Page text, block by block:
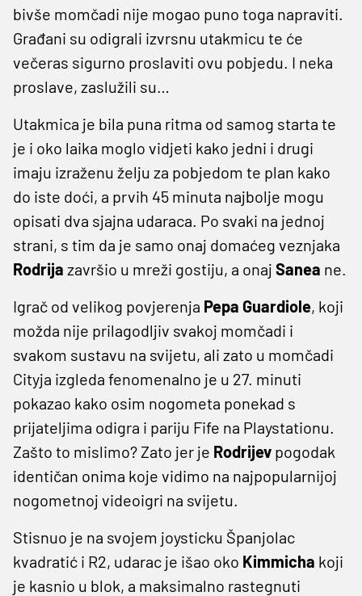
bivše momčadi nije mogao puno toga napraviti.
Građani su odigrali izvrsnu utakmicu te će
večeras sigurno proslaviti ovu pobjedu. I neka
proslave, zaslužili su…
Utakmica je bila puna ritma od samog starta te
je i oko laika moglo vidjeti kako jedni i drugi
imaju izraženu želju za pobjedom te plan kako
do iste doći, a prvih 45 minuta najbolje mogu
opisati dva sjajna udaraca. Po svaki na jednoj
strani, s tim da je samo onaj domaćeg veznjaka
Rodrija završio u mreži gostiju, a onaj Sanea ne.
Igrač od velikog povjerenja Pepa Guardiole, koji
možda nije prilagodljiv svakoj momčadi i
svakom sustavu na svijetu, ali zato u momčadi
Cityja izgleda fenomenalno je u 27. minuti
pokazao kako osim nogometa ponekad s
prijateljima odigra i pariju Fife na Playstationu.
Zašto to mislimo? Zato jer je Rodrijev pogodak
identičan onima koje vidimo na najpopularnijoj
nogometnoj videoigri na svijetu.
Stisnuo je na svojem joysticku Španjolac
kvadratić i R2, udarac je išao oko Kimmicha koji
je kasnio u blok, a maksimalno rastegnuti